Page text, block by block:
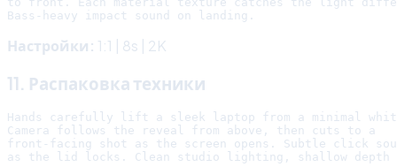
Настройки: 1:1 | 8s | 2K
11. Распаковка техники
Hands carefully lift a sleek laptop from a minimal
Camera follows the reveal from above, then cuts to a
front-facing shot as the screen opens. Subtle click